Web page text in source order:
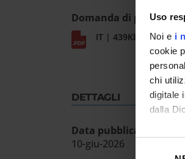
Uso
Noi e i
cookie
chi
digitale
dalla
Con il
Domanda di
IT | 439Kb
DETTAGLI
Data pubblicazione
10-giu-2026